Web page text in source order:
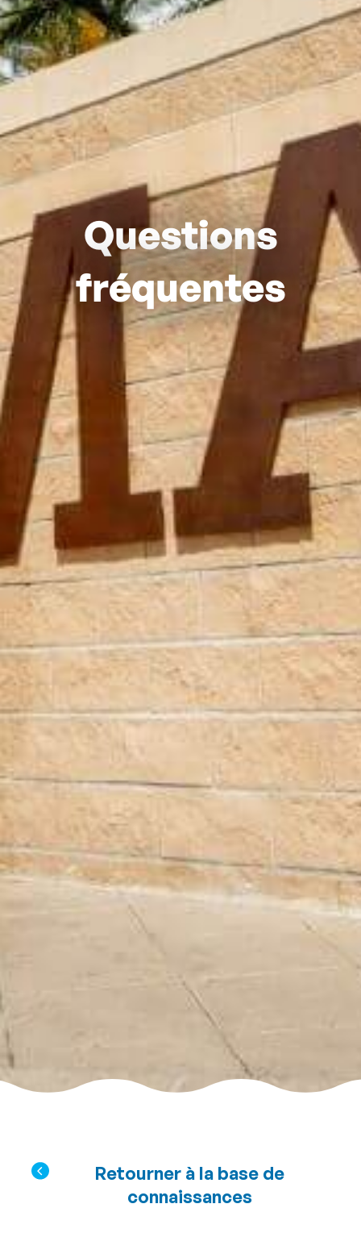
Questions
fréquentes
Retourner à la base de
connaissances